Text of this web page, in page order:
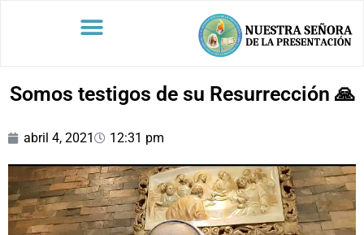
Somos testigos de su Resurrección 🙏
abril 4, 2021 12:31 pm